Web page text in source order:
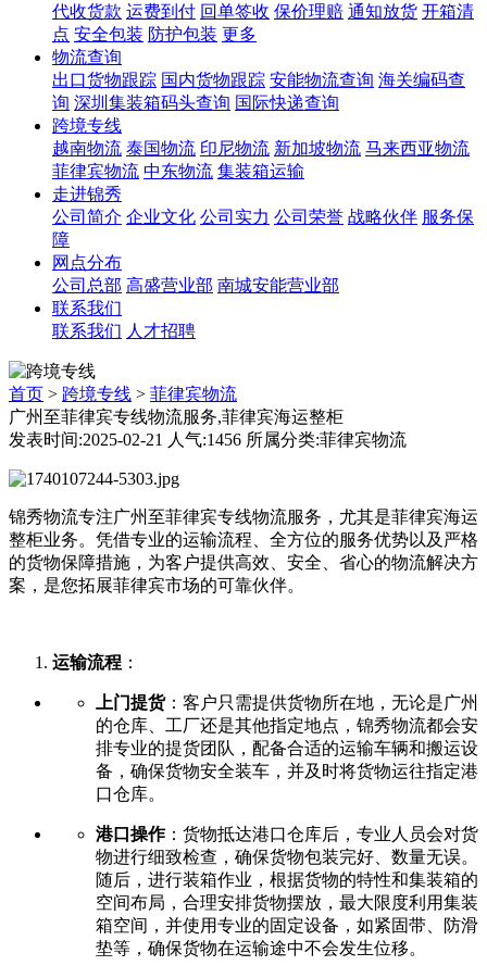
代收货款 运费到付 回单签收 保价理赔 通知放货 开箱清
点 安全包装 防护包装 更多
物流查询
出口货物跟踪 国内货物跟踪 安能物流查询 海关编码查
询 深圳集装箱码头查询 国际快递查询
跨境专线
越南物流 泰国物流 印尼物流 新加坡物流 马来西亚物流
菲律宾物流 中东物流 集装箱运输
走进锦秀
公司简介 企业文化 公司实力 公司荣誉 战略伙伴 服务保
障
网点分布
公司总部 高盛营业部 南城安能营业部
联系我们
联系我们 人才招聘
首页 > 跨境专线 > 菲律宾物流
广州至菲律宾专线物流服务,菲律宾海运整柜
发表时间:2025-02-21 人气:1456 所属分类:菲律宾物流
锦秀物流专注广州至菲律宾专线物流服务，尤其是菲律宾海运
整柜业务。凭借专业的运输流程、全方位的服务优势以及严格
的货物保障措施，为客户提供高效、安全、省心的物流解决方
案，是您拓展菲律宾市场的可靠伙伴。
运输流程 ：
上门提货：客户只需提供货物所在地，无论是广州
的仓库、工厂还是其他指定地点，锦秀物流都会安
排专业的提货团队，配备合适的运输车辆和搬运设
备，确保货物安全装车，并及时将货物运往指定港
口仓库。
港口操作：货物抵达港口仓库后，专业人员会对货
物进行细致检查，确保货物包装完好、数量无误。
随后，进行装箱作业，根据货物的特性和集装箱的
空间布局，合理安排货物摆放，最大限度利用集装
箱空间，并使用专业的固定设备，如紧固带、防滑
垫等，确保货物在运输途中不会发生位移。